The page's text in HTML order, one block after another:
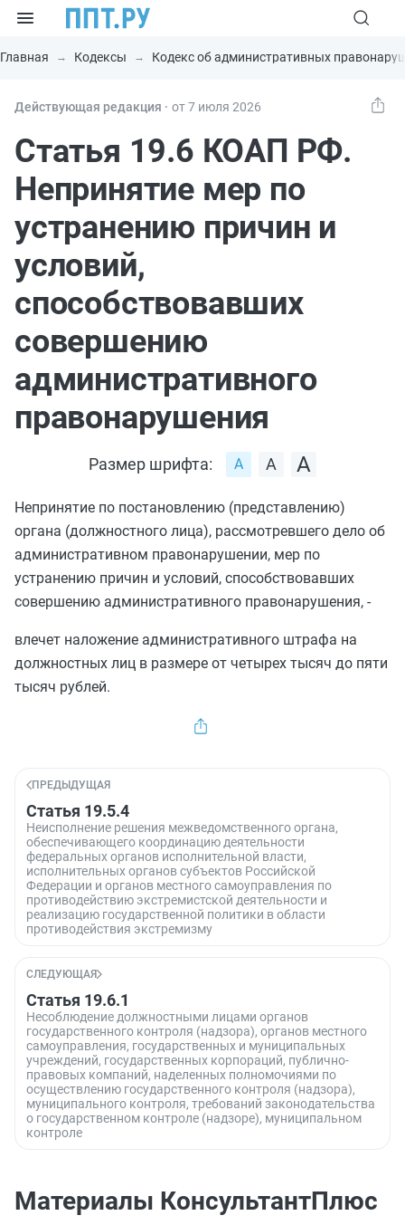
Главная Кодексы Кодекс об административных
Действующая редакция ⸱ от 7 июля 2026
Статья 19.6 КОАП РФ.
Непринятие мер по
устранению причин и
условий,
способствовавших
совершению
административного
правонарушения
Размер шрифта:
Непринятие по постановлению (представлению)
органа (должностного лица), рассмотревшего дело об
административном правонарушении, мер по
устранению причин и условий, способствовавших
совершению административного правонарушения, -
влечет наложение административного штрафа на
должностных лиц в размере от четырех тысяч до пяти
тысяч рублей.
ПРЕДЫДУЩАЯ
Статья 19.5.4
Неисполнение решения межведомственного органа,
обеспечивающего координацию деятельности
федеральных органов исполнительной власти,
исполнительных органов субъектов Российской
Федерации и органов местного самоуправления по
противодействию экстремистской деятельности и
реализацию государственной политики в области
противодействия экстремизму
СЛЕДУЮЩАЯ
Статья 19.6.1
Несоблюдение должностными лицами органов
государственного контроля (надзора), органов местного
самоуправления, государственных и муниципальных
учреждений, государственных корпораций, публично-
правовых компаний, наделенных полномочиями по
осуществлению государственного контроля (надзора),
муниципального контроля, требований законодательства
о государственном контроле (надзоре), муниципальном
контроле
Материалы КонсультантПлюс